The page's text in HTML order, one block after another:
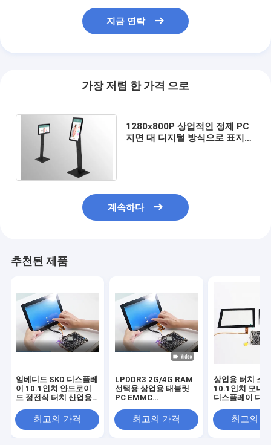
지금 연락
가장 저렴 한 가격 으로
1280x800P 상업적인 정제 PC
지면 대 디지털 방식으로 표지판
계속하다
추천된 제품
임베디드 SKD 디스플레
이 10.1인치 안드로이
드 정전식 터치 산업용
젝트용)최고의 가격
LPDDR3 2G/4G RAM
선택용 상업용 태블릿
PC EMMC
장 용량최고의 가격
상업용 터치 스
10.1인치 모니
디스플레이 디
최고의